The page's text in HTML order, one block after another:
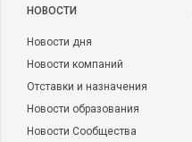
НОВОСТИ
Новости дня
Новости компаний
Отставки и назначения
Новости образования
Новости Сообщества